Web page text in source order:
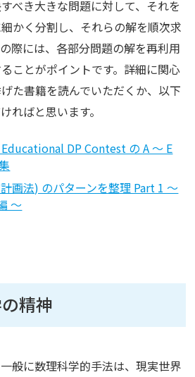
べき大きな問題に対して、それを
かく分割し、それらの解を順次求
際には、各部分問題の解を再利用
ことがポイントです。詳細に関心
た書籍を読んでいただくか、以下
ればと思います。
DP Contest の A ～ E
画法) のパターンを整理 Part 1 ～
～
精神
般に数理科学的手法は、現実世界